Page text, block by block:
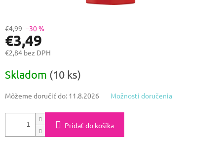
€4,99 –30 %
€3,49
€2,84 bez DPH
cena:
Skladom (10 ks)
Môžeme doručiť do: 11.8.2026 Možnosti doručenia
Pridať do košíka